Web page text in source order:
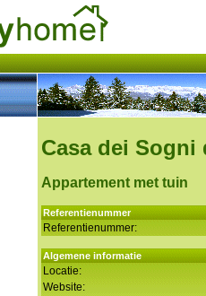
Casa dei Sogni
Appartement met tuin
Referentienummer
Referentienummer:
Algemene informatie
Locatie:
Website: